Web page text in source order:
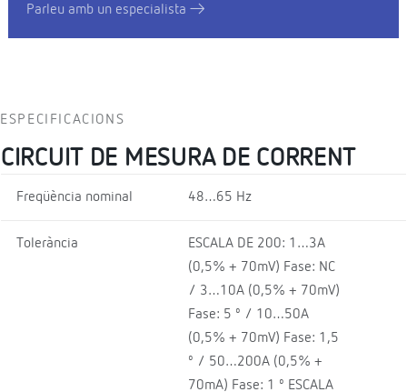
Parleu amb un especialista
ESPECIFICACIONS
CIRCUIT DE MESURA DE CORRENT
Freqüència nominal 48…65 Hz
Tolerància
ESCALA DE 200: 1…3A
(0,5% + 70mV) Fase: NC
/ 3…10A (0,5% + 70mV)
Fase: 5 º / 10…50A
(0,5% + 70mV) Fase: 1,5
º / 50…200A (0,5% +
70mA) Fase: 1 º ESCALA